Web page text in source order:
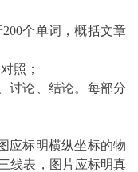
个单词，概括文章
照；
讨论、结论。每部分
应标明横纵坐标的物
线表，图片应标明真